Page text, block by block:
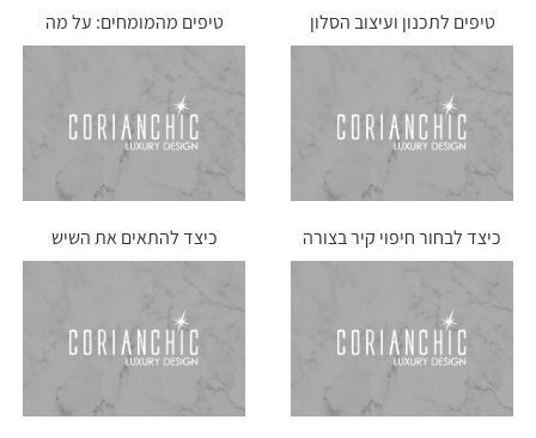
טיפים לתכנון ועיצוב הסלון
והמטבח
טיפים מהמומחים: על מה
חשוב לתת דגש בעיצוב חוץ
כיצד לבחור חיפוי קיר בצורה
נכונה
כיצד להתאים את השיש
הנכון למטבח שלנו